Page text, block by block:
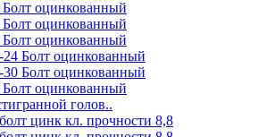
оцинкованный
оцинкованный
оцинкованный
Болт оцинкованный
Болт оцинкованный
оцинкованный
голов..
цинк кл. прочности 8,8